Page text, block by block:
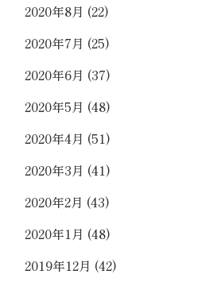
2020年8月 (22)
2020年7月 (25)
2020年6月 (37)
2020年5月 (48)
2020年4月 (51)
2020年3月 (41)
2020年2月 (43)
2020年1月 (48)
2019年12月 (42)